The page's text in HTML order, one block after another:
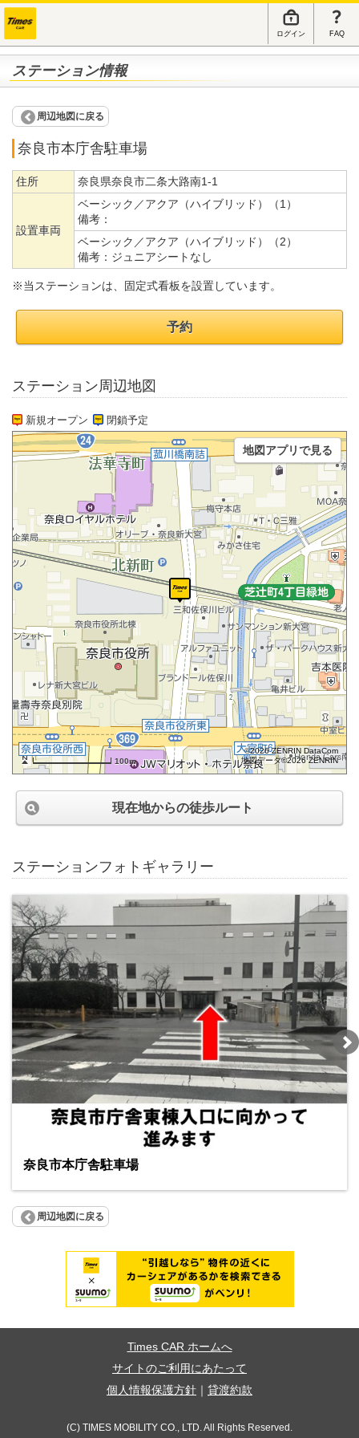
ログイン FAQ
ステーション情報
周辺地図に戻る
奈良市本庁舎駐車場
住所 奈良県奈良市二条大路南1-1
設置車両
ベーシック／アクア（ハイブリッド）（1）
備考：
ベーシック／アクア（ハイブリッド）（2）
備考： ジュニアシートなし
※当ステーションは、固定式看板を設置しています。
予約
ステーション周辺地図
新規オープン 閉鎖予定
100m
©2026 ZENRIN DataCom
地図データ©2026 ZENRIN
地図アプリで見る
現在地からの徒歩ルート
ステーションフォトギャラリー
奈良市本庁舎駐車場
周辺地図に戻る
Times CAR ホームへ
サイトのご利用にあたって
個人情報保護方針
貸渡約款
(C) TIMES MOBILITY CO., LTD. All Rights Reserved.